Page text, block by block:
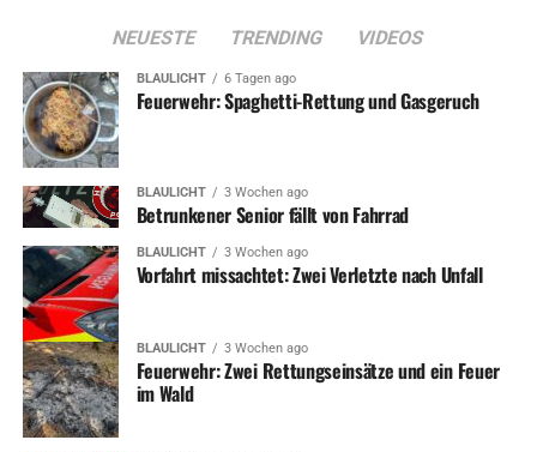
Foto / Video: Veranstalter
RELATED TOPICS: KONZERT MUSIK
UP NEXT
Abendmarkt im Bismarck-Quartier – diesmal mit „Koks“
DON'T MISS
Super-Maiwochenende mit Veranstaltungen
NEUESTE TRENDING VIDEOS
BLAULICHT 6 Tagen ago
Feuerwehr: Spaghetti-Rettung und Gasgeruch
BLAULICHT 3 Wochen ago
Betrunkener Senior fällt von Fahrrad
BLAULICHT 3 Wochen ago
Vorfahrt missachtet: Zwei Verletzte nach Unfall
BLAULICHT 3 Wochen ago
Feuerwehr: Zwei Rettungseinsätze und ein Feuer
im Wald